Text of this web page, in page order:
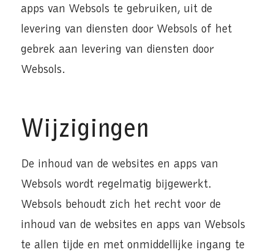
apps van Websols te gebruiken, uit de
levering van diensten door Websols of het
gebrek aan levering van diensten door
Websols.
Wijzigingen
De inhoud van de websites en apps van
Websols wordt regelmatig bijgewerkt.
Websols behoudt zich het recht voor de
inhoud van de websites en apps van Websols
te allen tijde en met onmiddellijke ingang te